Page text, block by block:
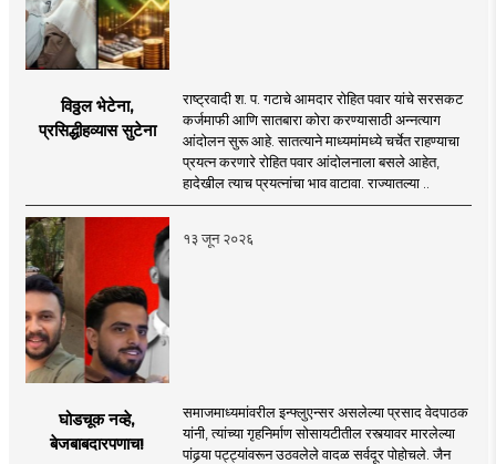
विठ्ठल भेटेना,
प्रसिद्धीहव्यास सुटेना
राष्ट्रवादी श. प. गटाचे आमदार रोहित पवार यांचे सरसकट
कर्जमाफी आणि सातबारा कोरा करण्यासाठी अन्नत्याग
आंदोलन सुरू आहे. सातत्याने माध्यमांमध्ये चर्चेत राहण्याचा
प्रयत्न करणारे रोहित पवार आंदोलनाला बसले आहेत,
हादेखील त्याच प्रयत्नांचा भाव वाटावा. राज्यातल्या ..
१३ जून २०२६
घोडचूक नव्हे,
बेजबाबदारपणाच!
समाजमाध्यमांवरील इन्फ्लुएन्सर असलेल्या प्रसाद वेदपाठक
यांनी, त्यांच्या गृहनिर्माण सोसायटीतील रस्त्यावर मारलेल्या
पांढर्‍या पट्ट्यांवरून उठवलेले वादळ सर्वदूर पोहोचले. जैन